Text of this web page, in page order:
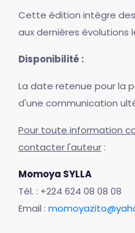
Cette édition intègre
aux dernières évolutions
Disponibilité :
La date retenue pour la
d'une communication
Pour toute information
contacter l'auteur :
Momoya SYLLA
Tél. : +224 624 08 08 08
Email :